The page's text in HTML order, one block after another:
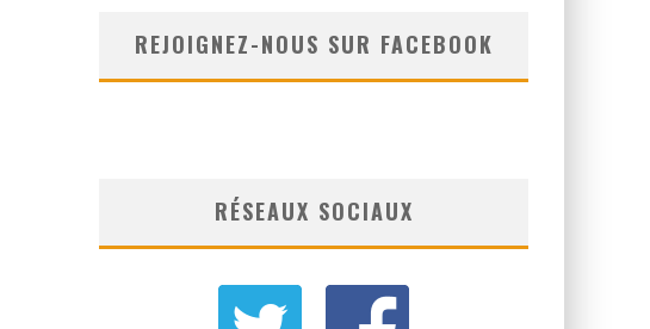
REJOIGNEZ-NOUS SUR FACEBOOK
RÉSEAUX SOCIAUX